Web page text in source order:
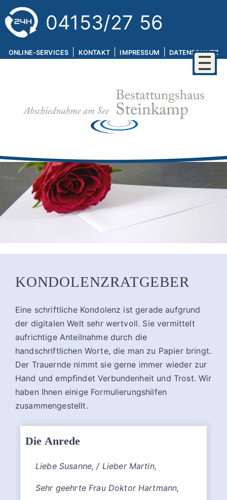
04153/27 56
ONLINE-SERVICES KONTAKT IMPRESSUM DATENSCHUTZ
KONDOLENZRATGEBER
Eine schriftliche Kondolenz ist gerade aufgrund
der digitalen Welt sehr wertvoll. Sie vermittelt
aufrichtige Anteilnahme durch die
handschriftlichen Worte, die man zu Papier bringt.
Der Trauernde nimmt sie gerne immer wieder zur
Hand und empfindet Verbundenheit und Trost. Wir
haben Ihnen einige Formulierungshilfen
zusammengestellt.
Die Anrede
Liebe Susanne, / Lieber Martin,
Sehr geehrte Frau Doktor Hartmann,